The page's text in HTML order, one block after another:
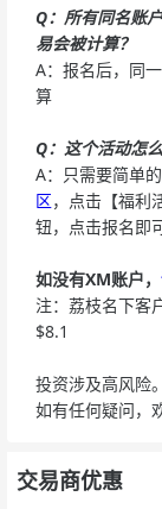
Q：所有同名账
易会被计算？
A：报名后，同
算
Q：这个活动怎
A：只需要简单
区，点击【福利
钮，点击报名即
如没有XM账户，
注：荔枝名下客
$8.1
投资涉及高风险
如有任何疑问，
交易商优惠